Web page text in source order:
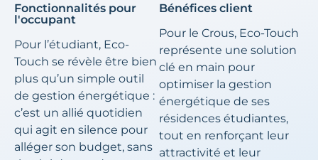
Fonctionnalités pour
l'occupant
Pour l’étudiant, Eco-
Touch se révèle être bien
plus qu’un simple outil
de gestion énergétique :
c’est un allié quotidien
qui agit en silence pour
alléger son budget, sans
Bénéfices client
Pour le Crous, Eco-Touch
représente une solution
clé en main pour
optimiser la gestion
énergétique de ses
résidences étudiantes,
tout en renforçant leur
attractivité et leur